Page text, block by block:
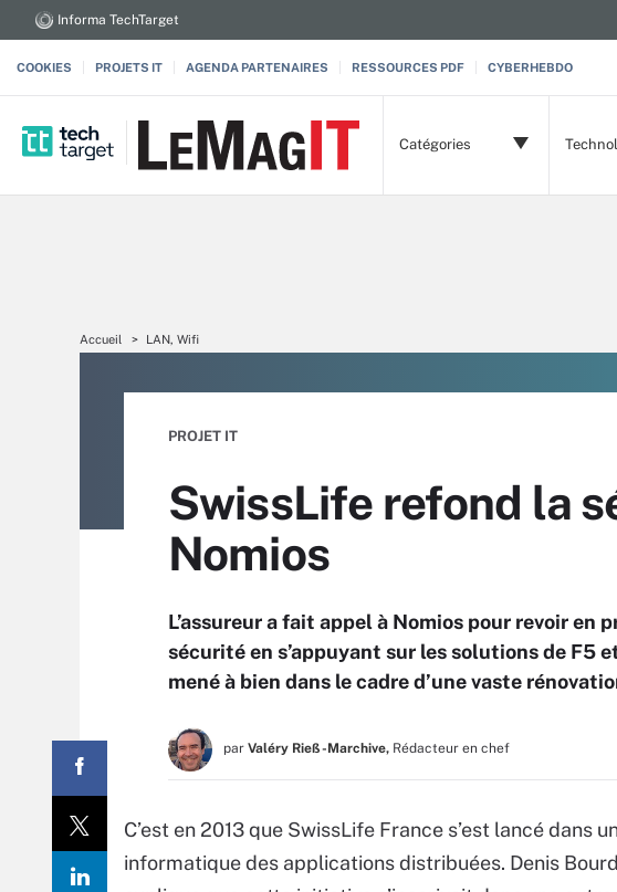
Informa TechTarget
COOKIES PROJETS IT AGENDA PARTENAIRES RESSOURCES PDF CYBERHEBDO
Catégories
Accueil LAN, Wifi
PROJET IT
SwissLife refond la
Nomios
L’assureur a fait appel à Nomios pour revoir
sécurité en s’appuyant sur les solutions de F5
mené à bien dans le cadre d’une vaste
par Valéry Rieß-Marchive, Rédacteur en chef
C’est en 2013 que SwissLife France s’est lancé dans
informatique des applications distribuées. Denis